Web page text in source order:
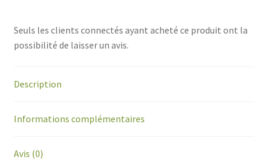
Seuls les clients connectés ayant acheté ce produit ont la
possibilité de laisser un avis.
Description
Informations complémentaires
Avis (0)